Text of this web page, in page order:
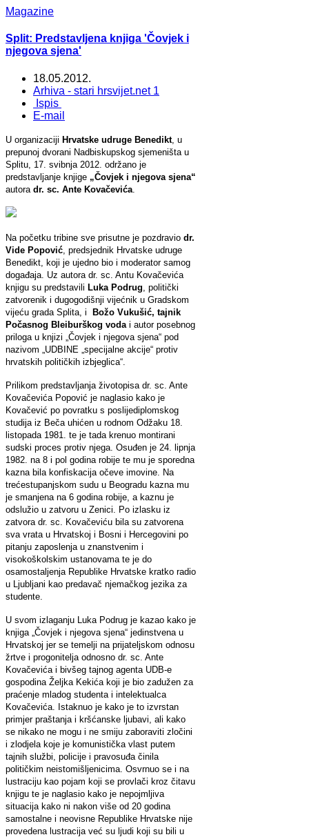
Magazine
Split: Predstavljena knjiga 'Čovjek i
njegova sjena'
18.05.2012.
Arhiva - stari hrsvijet.net 1
Ispis
E-mail
U organizaciji Hrvatske udruge Benedikt, u
prepunoj dvorani Nadbiskupskog sjemeništa u
Splitu, 17. svibnja 2012. održano je
predstavljanje knjige „Čovjek i njegova sjena“
autora dr. sc. Ante Kovačevića
Na početku tribine sve prisutne je pozdravio dr.
Vide Popović , predsjednik Hrvatske udruge
Benedikt, koji je ujedno bio i moderator samog
događaja. Uz autora dr. sc. Antu Kovačevića
knjigu su predstavili Luka Podrug , politički
zatvorenik i dugogodišnji vijećnik u Gradskom
vijeću grada Splita, i Božo Vukušić, tajnik
Počasnog Bleiburškog voda i autor posebnog
priloga u knjizi „Čovjek i njegova sjena“ pod
nazivom „UDBINE „specijalne akcije“ protiv
hrvatskih političkih izbjeglica“.
Prilikom predstavljanja životopisa dr. sc. Ante
Kovačevića Popović je naglasio kako je
Kovačević po povratku s poslijediplomskog
studija iz Beča uhićen u rodnom Odžaku 18.
listopada 1981. te je tada krenuo montirani
sudski proces protiv njega. Osuđen je 24. lipnja
1982. na 8 i pol godina robije te mu je sporedna
kazna bila konfiskacija očeve imovine. Na
trećestupanjskom sudu u Beogradu kazna mu
je smanjena na 6 godina robije, a kaznu je
odslužio u zatvoru u Zenici. Po izlasku iz
zatvora dr. sc. Kovačeviću bila su zatvorena
sva vrata u Hrvatskoj i Bosni i Hercegovini po
pitanju zaposlenja u znanstvenim i
visokoškolskim ustanovama te je do
osamostaljenja Republike Hrvatske kratko radio
u Ljubljani kao predavač njemačkog jezika za
studente.
U svom izlaganju Luka Podrug je kazao kako je
knjiga „Čovjek i njegova sjena“ jedinstvena u
Hrvatskoj jer se temelji na prijateljskom odnosu
žrtve i progonitelja odnosno dr. sc. Ante
Kovačevića i bivšeg tajnog agenta UDB-e
gospodina Željka Kekića koji je bio zadužen za
praćenje mladog studenta i intelektualca
Kovačevića. Istaknuo je kako je to izvrstan
primjer praštanja i kršćanske ljubavi, ali kako
se nikako ne mogu i ne smiju zaboraviti zločini
i zlodjela koje je komunistička vlast putem
tajnih službi, policije i pravosuđa činila
političkim neistomišljenicima. Osvrnuo se i na
lustraciju kao pojam koji se provlači kroz čitavu
knjigu te je naglasio kako je nepojmljiva
situacija kako ni nakon više od 20 godina
samostalne i neovisne Republike Hrvatske nije
provedena lustracija već su ljudi koji su bili u